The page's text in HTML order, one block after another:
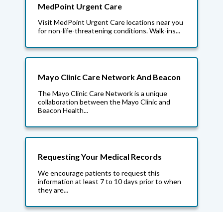
MedPoint Urgent Care
Visit MedPoint Urgent Care locations near you
for non-life-threatening conditions. Walk-ins...
Mayo Clinic Care Network And Beacon
The Mayo Clinic Care Network is a unique
collaboration between the Mayo Clinic and
Beacon Health...
Requesting Your Medical Records
We encourage patients to request this
information at least 7 to 10 days prior to when
they are...